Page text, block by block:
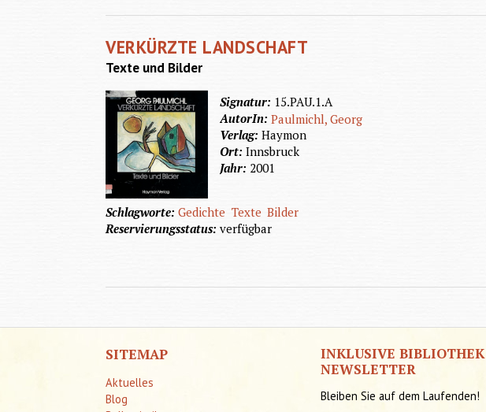
VERKÜRZTE LANDSCHAFT
Texte und Bilder
Signatur: 15.PAU.1.A
AutorIn:Paulmichl, Georg
Verlag:Haymon
Ort:Innsbruck
Jahr: 2001
Schlagworte:Gedichte Texte Bilder
Reservierungsstatus:verfügbar
SITEMAP
Aktuelles
Blog
INKLUSIVE BIBLIOTHEK
NEWSLETTER
Bleiben Sie auf dem Laufenden!